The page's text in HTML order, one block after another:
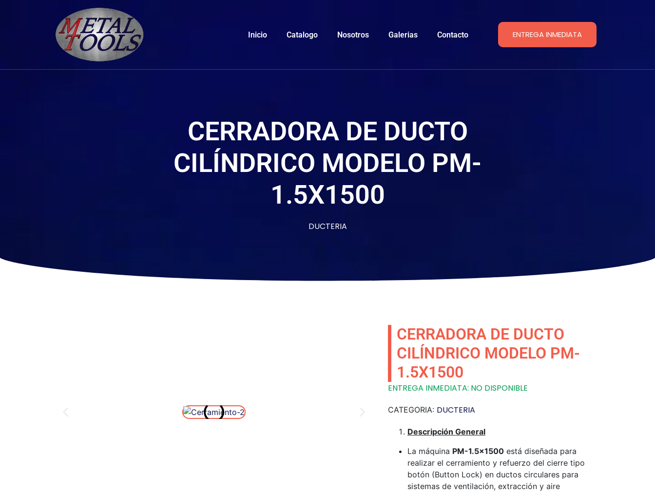
Inicio Catalogo Nosotros Galerias Contacto ENTREGA INMEDIATA
CERRADORA DE DUCTO
CILÍNDRICO MODELO PM-
1.5X1500
DUCTERIA
CERRADORA DE DUCTO
CILÍNDRICO MODELO PM-
1.5X1500
ENTREGA INMEDIATA: NO DISPONIBLE
CATEGORIA: DUCTERIA
Descripción General
La máquina PM-1.5x1500 está diseñada para
realizar el cerramiento y refuerzo del cierre tipo
botón (Button Lock) en ductos circulares para
sistemas de ventilación, extracción y aire